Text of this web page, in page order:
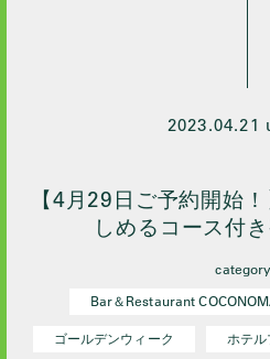
2024 / 7
2024 / 5
2024 / 2
2023 / 12
2023 / 9
2023.04.21
【4月29日ご予約開始
しめるコース付
Bar＆Restaurant
ゴールデンウィーク ホテ